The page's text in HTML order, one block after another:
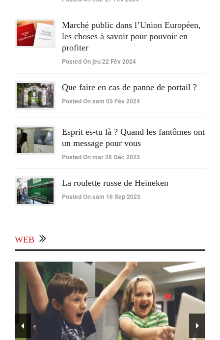
Marché public dans l’Union Européen,
les choses à savoir pour pouvoir en
profiter
Posted On jeu 22 Fév 2024
Que faire en cas de panne de portail ?
Posted On sam 03 Fév 2024
Esprit es-tu là ? Quand les fantômes ont
un message pour vous
Posted On mar 26 Déc 2023
La roulette russe de Heineken
Posted On sam 16 Sep 2023
WEB